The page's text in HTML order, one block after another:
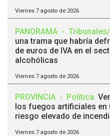
Viernes 7 agosto de 2026
PANORAMA -
una trama que habría
de euros de IVA en el
alcohólicas
Viernes 7 agosto de 2026
PROVINCIA - Política.
los fuegos artificiales en
riesgo elevado de
Viernes 7 agosto de 2026